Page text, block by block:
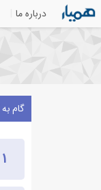
درباره ما
گام